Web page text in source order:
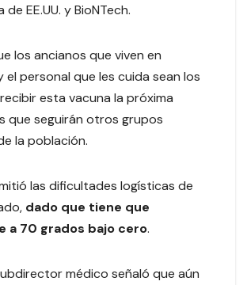
EE.UU. y BioNTech.
los ancianos que viven en
el personal que les cuida sean los
esta vacuna la próxima
que seguirán otros grupos
la población.
las dificultades logísticas de
dado que tiene que
a 70 grados bajo cero.
médico señaló que aún